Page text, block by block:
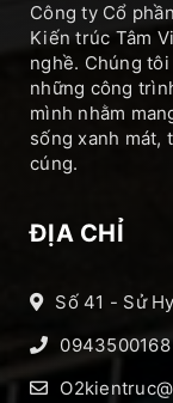
Công ty Cổ
Kiến trúc Tâm
nghề. Chúng
những công
mình nhằm
sống xanh mát,
cúng.
ĐỊA CHỈ
Số 41 - Sử
0943500168